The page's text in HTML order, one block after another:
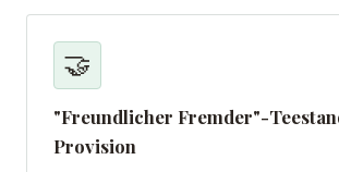
🤝
"Freundlicher Fremder"-
Provision